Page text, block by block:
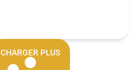
CHARGER PLUS